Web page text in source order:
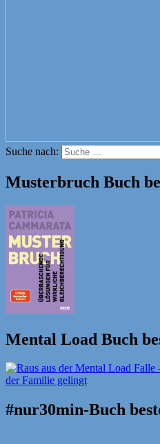
Suche nach:
Musterbruch Buch
Mental Load Buch
#nur30min-Buch